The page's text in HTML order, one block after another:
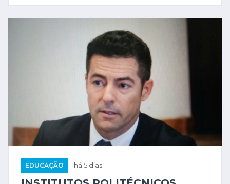
PROJETO "PROENÇA SEM
FRONTEIRAS" FINALISTA...